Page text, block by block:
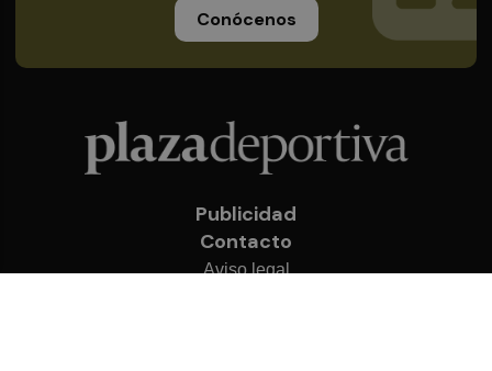
Conócenos
Publicidad
Contacto
Aviso legal